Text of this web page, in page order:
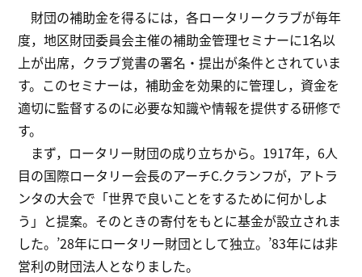
財団の補助金を得るには，各ロータリークラブが毎年
度，地区財団委員会主催の補助金管理セミナーに1名以
上が出席，クラブ覚書の署名・提出が条件とされていま
す。このセミナーは，補助金を効果的に管理し，資金を
適切に監督するのに必要な知識や情報を提供する研修で
す。
まず，ロータリー財団の成り立ちから。1917年，6人
目の国際ロータリー会長のアーチC.クランフが，アトラ
ンタの大会で「世界で良いことをするために何かしよ
う」と提案。そのときの寄付をもとに基金が設立されま
した。’28年にロータリー財団として独立。’83年には非
営利の財団法人となりました。